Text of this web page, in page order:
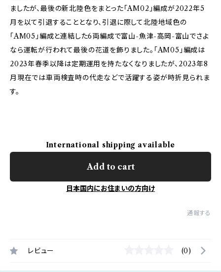
ましたが、最後の新北陸色をまとった「AM02」編成が2022年5
月を以て引退することとなり、引退に際して北陸地域色の
「AM05」編成と連結した6両編成で富山-魚津-高岡-富山でさよ
なら運転が行われて最後の花道を飾りました。「AM05」編成は
2023年春季以降は定期運用を持たなくなりましたが、2023年8
月現在では車両検査時の代走などで活躍する姿が時折見られま
す。
International shipping available
Add to cart
日本国内にお住まいの方向け
通報する
レビュー (0)